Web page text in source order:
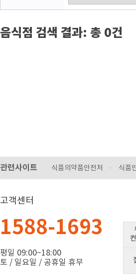
음식점 검색 결과: 총 0건
관련사이트 식품의약품안전처 · 식품
고객센터
1588-1693
평일 09:00~18:00
토 / 일요일 / 공휴일 휴무